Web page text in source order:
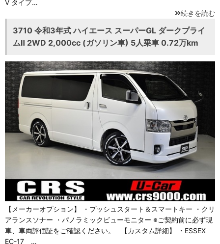
Ⅴ タイプ…
続きを読む
3710 令和3年式 ハイエース スーパーGL ダークプライ
ムⅡ 2WD 2,000cc (ガソリン車) 5人乗車 0.72万km
【メーカーオプション】 ・プッシュスタート＆スマートキー ・クリ
アランスソナー ・パノラミックビューモニター ※ご契約前に必ず現
車、車両評価証をご確認ください。 【カスタム詳細】 ・ESSEX
EC-17 …